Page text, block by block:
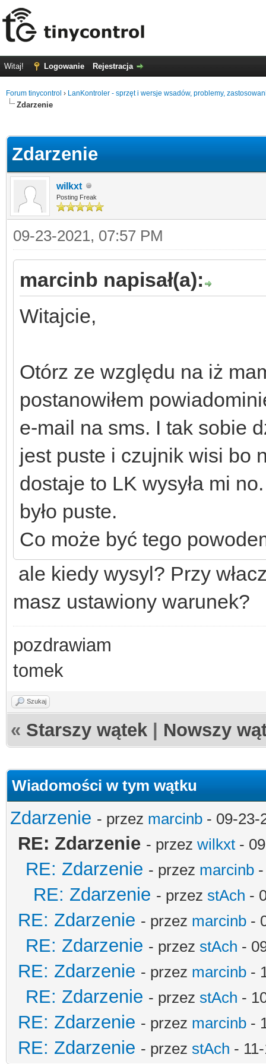
Witaj! Logowanie Rejestracja
Forum tinycontrol › LanKontroler - sprzęt i wersje wsadów, problemy,
Zdarzenie
Zdarzenie
wilkxt
Posting Freak
09-23-2021, 07:57 PM
marcinb napisał(a):
Witajcie,
Otórz ze względu na iż
postanowiłem
e-mail na sms. I tak sobie
jest puste i czujnik wisi bo
dostaje to LK wysyła mi
było puste.
Co może być tego
ale kiedy wysyl? Przy
masz ustawiony warunek?
pozdrawiam
tomek
Szukaj
« Starszy wątek Nowszy
Wiadomości w tym wątku
Zdarzenie - przez marcinb - 09-23-
RE: Zdarzenie - przez wilkxt -
RE: Zdarzenie - przez marcinb
RE: Zdarzenie - przez stAch -
RE: Zdarzenie - przez marcinb -
RE: Zdarzenie - przez stAch -
RE: Zdarzenie - przez marcinb -
RE: Zdarzenie - przez stAch -
RE: Zdarzenie - przez marcinb -
RE: Zdarzenie - przez stAch -